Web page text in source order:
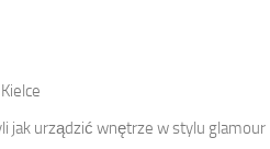
jak urządzić wnętrze w stylu glamour